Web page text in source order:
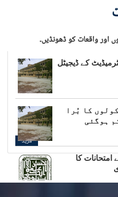
اور واقعات کو ڈھونڈیں۔
کے ڈیجیٹل
کا بُرا
ہوگئی
امتحانات کا
مزید